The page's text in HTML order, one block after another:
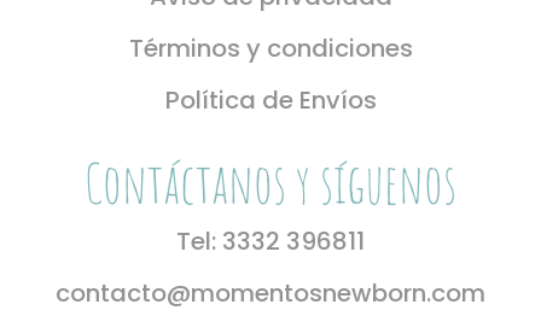
Términos y condiciones
Política de Envíos
Contáctanos y síguenos
Tel: 3332 396811
contacto@momentosnewborn.com